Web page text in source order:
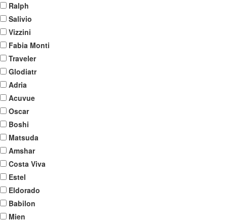
Ralph
Salivio
Vizzini
Fabia Monti
Traveler
Glodiatr
Adria
Acuvue
Oscar
Boshi
Matsuda
Amshar
Costa Viva
Estel
Eldorado
Babilon
Mien